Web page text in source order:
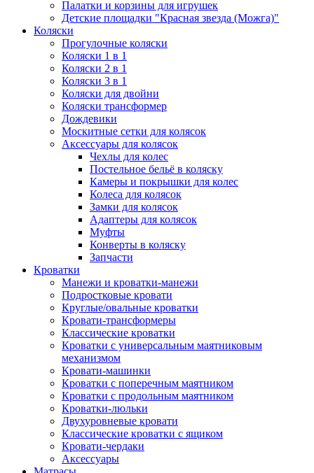
Палатки и корзины для игрушек
Детские площадки "Красная звезда (Можга)"
Коляски
Прогулочные коляски
Коляски 1 в 1
Коляски 2 в 1
Коляски 3 в 1
Коляски для двойни
Коляски трансформер
Дождевики
Москитные сетки для колясок
Аксессуары для колясок
Чехлы для колес
Постельное бельё в коляску
Камеры и покрышки для колес
Колеса для колясок
Замки для колясок
Адаптеры для колясок
Муфты
Конверты в коляску
Запчасти
Кроватки
Манежи и кроватки-манежи
Подростковые кровати
Круглые/овальные кроватки
Кровати-трансформеры
Классические кроватки
Кроватки с универсальным маятниковым
механизмом
Кровати-машинки
Кроватки с поперечным маятником
Кроватки с продольным маятником
Кроватки-люльки
Двухуровневые кровати
Классические кроватки с ящиком
Кровати-чердаки
Аксессуары